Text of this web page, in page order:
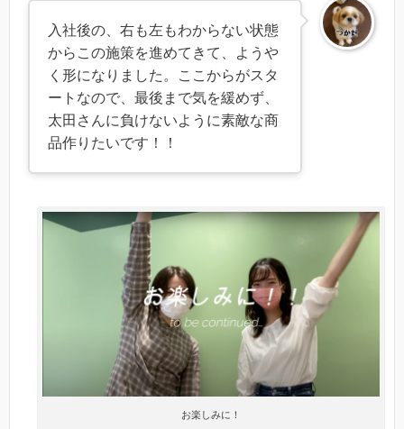
入社後の、右も左もわからない状態
からこの施策を進めてきて、ようや
く形になりました。ここからがスタ
ートなので、最後まで気を緩めず、
太田さんに負けないように素敵な商
品作りたいです！！
お楽しみに！